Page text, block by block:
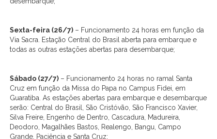
Sexta-feira (26/7) – Funcionamento 24 horas em função da
Via Sacra. Estação Central do Brasil aberta para embarque e
todas as outras estações abertas para desembarque;
Sábado (27/7) – Funcionamento 24 horas no ramal Santa
Cruz em função da Missa do Papa no Campus Fidei, em
Guaratiba. As estações abertas para embarque e desembarque
serão: Central do Brasil, São Cristóvão, São Francisco Xavier,
Silva Freire, Engenho de Dentro, Cascadura, Madureira,
Deodoro, Magalhães Bastos, Realengo, Bangu, Campo
Grande, Paciência e Santa Cruz;